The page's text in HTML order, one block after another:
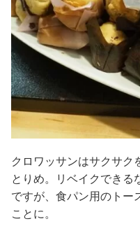
クロワッサンはサクサク
とりめ。リベイクできる
ですが、食パン用のトー
ことに。